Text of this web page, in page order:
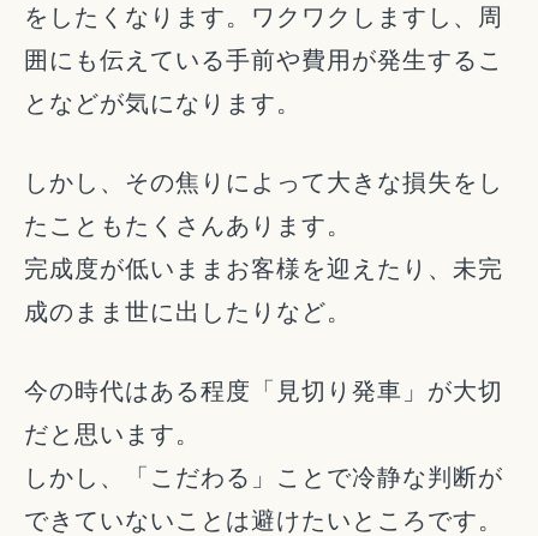
をしたくなります。ワクワクしますし、周
囲にも伝えている手前や費用が発生するこ
となどが気になります。
しかし、その焦りによって大きな損失をし
たこともたくさんあります。
完成度が低いままお客様を迎えたり、未完
成のまま世に出したりなど。
今の時代はある程度「見切り発車」が大切
だと思います。
しかし、「こだわる」ことで冷静な判断が
できていないことは避けたいところです。